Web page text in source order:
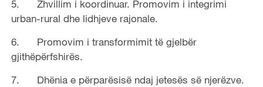
5. Zhvillim i koordinuar. Promovim i integrimi
urban-rural dhe lidhjeve rajonale.
6. Promovim i transformimit të gjelbër
gjithëpërfshirës.
7. Dhënia e përparësisë ndaj jetesës së njerëzve.